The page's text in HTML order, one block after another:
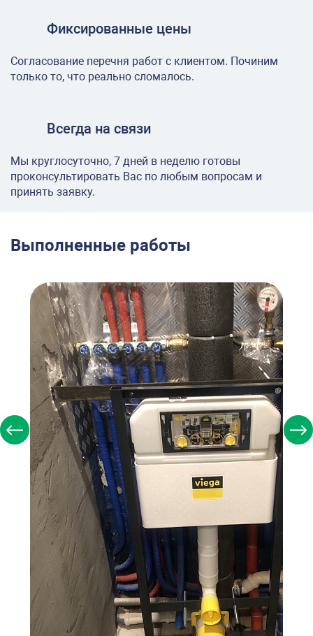
Фиксированные цены
Согласование перечня работ с клиентом. Починим
только то, что реально сломалось.
Всегда на связи
Мы круглосуточно, 7 дней в неделю готовы
проконсультировать Вас по любым вопросам и
принять заявку.
Выполненные работы